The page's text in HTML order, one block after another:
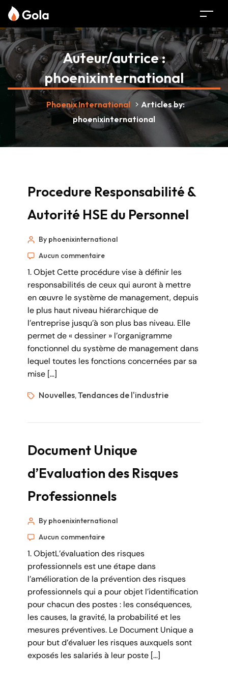
Auteur/autrice :
phoenixinternational
Phoenix International > Articles by:
phoenixinternational
Procedure Responsabilité &
Autorité HSE du Personnel
By phoenixinternational
Aucun commentaire
1. Objet Cette procédure vise à définir les
responsabilités de ceux qui auront à mettre
en œuvre le système de management, depuis
le plus haut niveau hiérarchique de
l’entreprise jusqu’à son plus bas niveau. Elle
permet de « dessiner » l’organigramme
fonctionnel du système de management dans
lequel toutes les fonctions concernées par sa
mise […]
Nouvelles,Tendances de l'industrie
Document Unique
d’Evaluation des Risques
Professionnels
By phoenixinternational
Aucun commentaire
1. ObjetL’évaluation des risques
professionnels est une étape dans
l’amélioration de la prévention des risques
professionnels qui a pour objet l’identification
pour chacun des postes : les conséquences,
les causes, la gravité, la probabilité et les
mesures préventives. Le Document Unique a
pour but d’évaluer les risques auxquels sont
exposés les salariés à leur poste […]